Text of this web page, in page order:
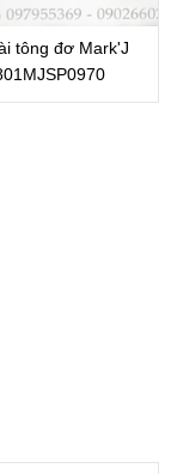
tông đơ Mark'J